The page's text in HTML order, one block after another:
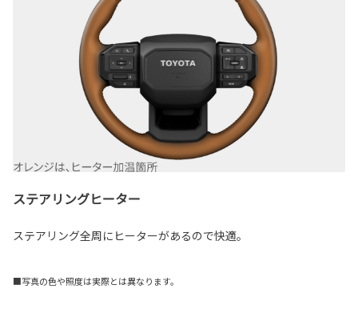
ステアリングヒーター
ステアリング全周にヒーターがあるので快適。
■写真の色や照度は実際とは異なります。